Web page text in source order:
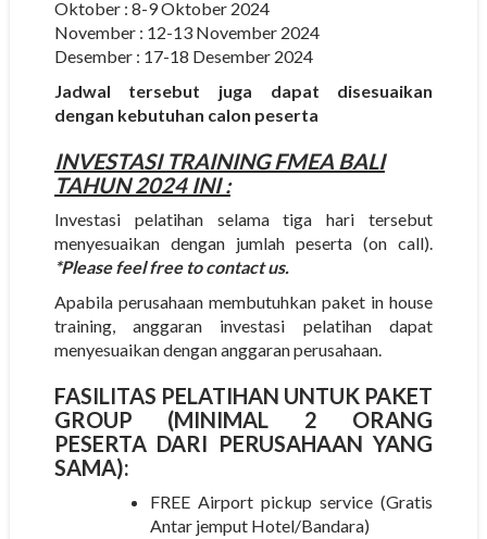
Oktober : 8-9 Oktober 2024
November : 12-13 November 2024
Desember : 17-18 Desember 2024
Jadwal tersebut juga dapat disesuaikan
dengan kebutuhan calon peserta
INVESTASI TRAINING FMEA BALI
TAHUN 2024 INI :
Investasi pelatihan selama tiga hari tersebut
menyesuaikan dengan jumlah peserta (on call).
*Please feel free to contact us.
Apabila perusahaan membutuhkan paket in house
training, anggaran investasi pelatihan dapat
menyesuaikan dengan anggaran perusahaan.
FASILITAS PELATIHAN UNTUK PAKET
GROUP (MINIMAL 2 ORANG
PESERTA DARI PERUSAHAAN YANG
SAMA):
FREE Airport pickup service (Gratis
Antar jemput Hotel/Bandara)